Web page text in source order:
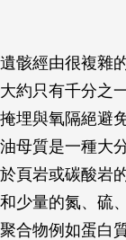
骸經由很複雜
約只有千分之
埋與氧隔絕避
母質是一種大
頁岩或碳酸岩
少量的氮、硫
合物例如蛋白